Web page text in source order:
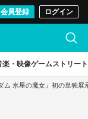
会員登録 ログイン
楽・映像ゲームストリート
ム 水星の魔女』初の単独